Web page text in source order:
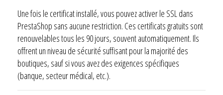
Une fois le certificat installé, vous pouvez activer le SSL dans
PrestaShop sans aucune restriction. Ces certificats gratuits sont
renouvelables tous les 90 jours, souvent automatiquement. Ils
offrent un niveau de sécurité suffisant pour la majorité des
boutiques, sauf si vous avez des exigences spécifiques
(banque, secteur médical, etc.).